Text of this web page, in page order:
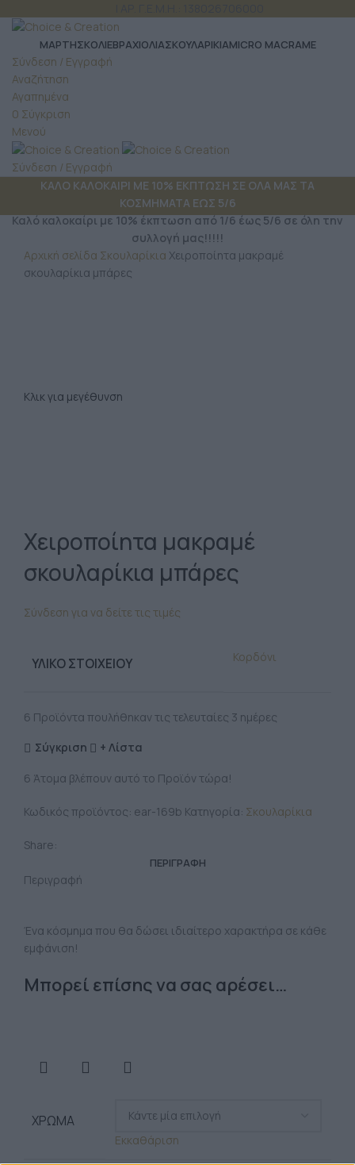
ΜΆΡΤΗΣΚΟΛΙΕΒΡΑΧΙΟΛΙΑΣΚΟΥΛΑΡΙΚΙΑMICRO MACRAME
Σύνδεση / Εγγραφή
Αναζήτηση
Αγαπημένα
0 Σύγκριση
Μενού
Σύνδεση / Εγγραφή
ΚΑΛΟ ΚΑΛΟΚΑΙΡΙ ΜΕ 10% ΕΚΠΤΩΣΗ ΣΕ ΟΛΑ ΜΑΣ ΤΑ
ΚΟΣΜΗΜΑΤΑ ΕΩΣ 5/6
Καλό καλοκαίρι με 10% έκπτωση από 1/6 έως 5/6 σε όλη την
συλλογή μας!!!!!
Αρχική σελίδα Σκουλαρίκια Χειροποίητα μακραμέ
σκουλαρίκια μπάρες
Κλικ για μεγέθυνση
Χειροποίητα μακραμέ
σκουλαρίκια μπάρες
Σύνδεση για να δείτε τις τιμές
ΥΛΙΚΌ ΣΤΟΙΧΕΊΟΥ Κορδόνι
6 Προϊόντα πουλήθηκαν τις τελευταίες 3 ημέρες
Σύγκριση + Λίστα
6 Άτομα βλέπουν αυτό το Προϊόν τώρα!
Κωδικός προϊόντος: ear-169b Κατηγορία: Σκουλαρίκια
Share:
ΠΕΡΙΓΡΑΦΉ
Περιγραφή
Ένα κόσμημα που θα δώσει ιδιαίτερο χαρακτήρα σε κάθε
εμφάνιση!
Μπορεί επίσης να σας αρέσει…
ΧΡΏΜΑ
Εκκαθάριση